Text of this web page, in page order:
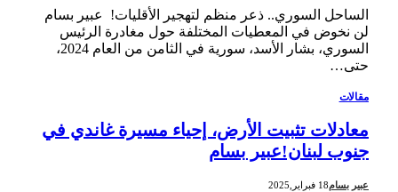
الساحل السوري.. ذعر منظم لتهجير الأقليات! عبير بسام
لن نخوض في المعطيات المختلفة حول مغادرة الرئيس
السوري، بشار الأسد، سورية في الثامن من العام 2024،
حتى…
مقالات
معادلات تثبيت الأرض، إحياء مسيرة غاندي في
جنوب لبنان!عبير بسام
عبير بسام18 فبراير,2025